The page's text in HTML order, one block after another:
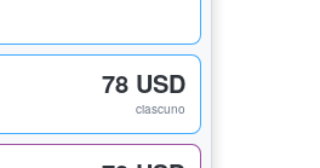
78 USD
ciascuno